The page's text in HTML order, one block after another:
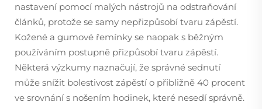
nastavení pomocí malých nástrojů na odstraňování
článků, protože se samy nepřizpůsobí tvaru zápěstí.
Kožené a gumové řemínky se naopak s běžným
používáním postupně přizpůsobí tvaru zápěstí.
Některá výzkumy naznačují, že správné sednutí
může snížit bolestivost zápěstí o přibližně 40 procent
ve srovnání s nošením hodinek, které nesedí správně.